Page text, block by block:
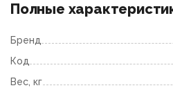
Полные
Бренд
Код
Вес, кг